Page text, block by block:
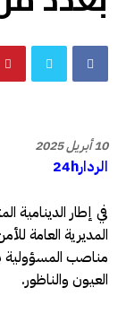
10 أبريل 2025
الردار24h
في إطار الدينامية
المديرية العامة
مناصب المسؤولية
العيون والناظور.